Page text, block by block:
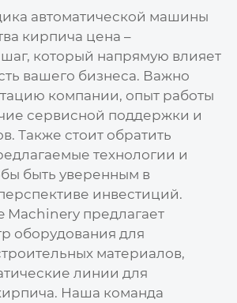
автоматической машины
кирпича цена –
который напрямую влияет
вашего бизнеса. Важно
компании, опыт работы
сервисной поддержки и
Также стоит обратить
технологии и
быть уверенным в
инвестиций.
Machinery предлагает
оборудования для
материалов,
линии для
Наша команда